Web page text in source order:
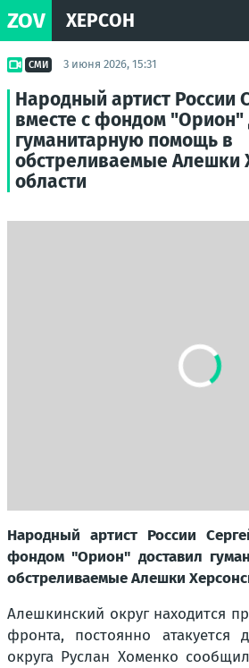
ZOV ХЕРСОН
СМИ 3 июня 2026, 15:31
Народный артист России
вместе с фондом "Орион"
гуманитарную помощь в
обстреливаемые Алешки
области
Народный артист России
фондом "Орион" доставил
обстреливаемые Алешки
Алешкинский округ находится
фронта, постоянно атакуется
округа Руслан Хоменко